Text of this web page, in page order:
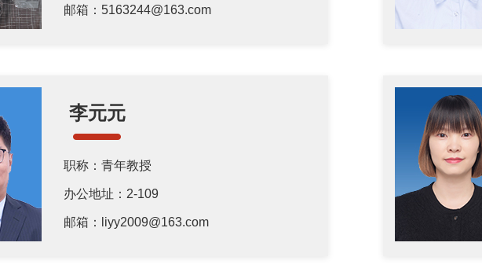
邮箱：5163244@163.com
李元元
职称：青年教授
办公地址：2-109
邮箱：liyy2009@163.com